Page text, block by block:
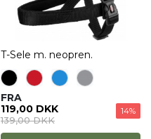
T-Sele m. neopren.
FRA
119,00 DKK
139,00 DKK
14%